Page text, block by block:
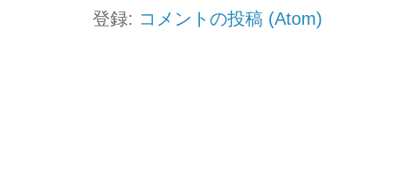
登録: コメントの投稿 (Atom)